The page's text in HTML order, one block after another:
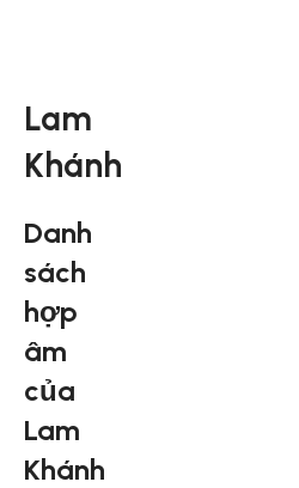
Lam
Khánh
Danh
sách
hợp
âm
của
Lam
Khánh